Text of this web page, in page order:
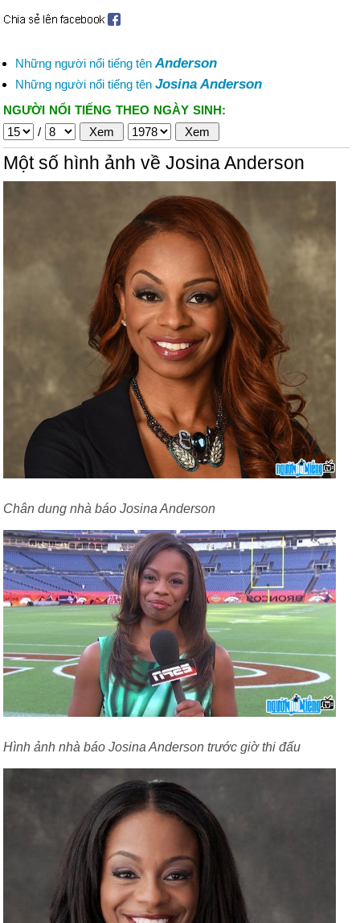
Những người nổi tiếng tên Anderson
Những người nổi tiếng tên Josina Anderson
NGƯỜI NỔI TIẾNG THEO NGÀY SINH:
/
Một số hình ảnh về Josina Anderson
Chân dung nhà báo Josina Anderson
Hình ảnh nhà báo Josina Anderson trước giờ thi đấu